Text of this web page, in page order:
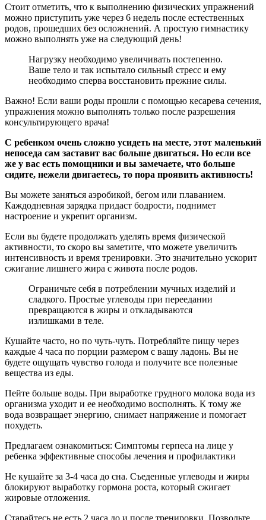
Стоит отметить, что к выполнению физических упражнений
можно приступить уже через 6 недель после естественных
родов, прошедших без осложнений. А простую гимнастику
можно выполнять уже на следующий день!
Нагрузку необходимо увеличивать постепенно.
Ваше тело и так испытало сильный стресс и ему
необходимо сперва восстановить прежние силы.
Важно! Если ваши роды прошли с помощью кесарева сечения,
упражнения можно выполнять только после разрешения
консультирующего врача!
С ребенком очень сложно усидеть на месте, этот маленький
непоседа сам заставит вас больше двигаться. Но если все
же у вас есть помощники и вы замечаете, что больше
сидите, нежели двигаетесь, то пора проявить активность!
Вы можете заняться аэробикой, бегом или плаванием.
Каждодневная зарядка придаст бодрости, поднимет
настроение и укрепит организм.
Если вы будете продолжать уделять время физической
активности, то скоро вы заметите, что можете увеличить
интенсивность и время тренировки. Это значительно ускорит
сжигание лишнего жира с живота после родов.
Ограничьте себя в потреблении мучных изделий и
сладкого. Простые углеводы при переедании
превращаются в жиры и откладываются
излишками в теле.
Кушайте часто, но по чуть-чуть. Потребляйте пищу через
каждые 4 часа по порции размером с вашу ладонь. Вы не
будете ощущать чувство голода и получите все полезные
вещества из еды.
Пейте больше воды. При выработке грудного молока вода из
организма уходит и ее необходимо восполнять. К тому же
вода возвращает энергию, снимает напряжение и помогает
похудеть.
Предлагаем ознакомиться: Симптомы герпеса на лице у
ребенка эффективные способы лечения и профилактики
Не кушайте за 3-4 часа до сна. Съеденные углеводы и жиры
блокируют выработку гормона роста, который сжигает
жировые отложения.